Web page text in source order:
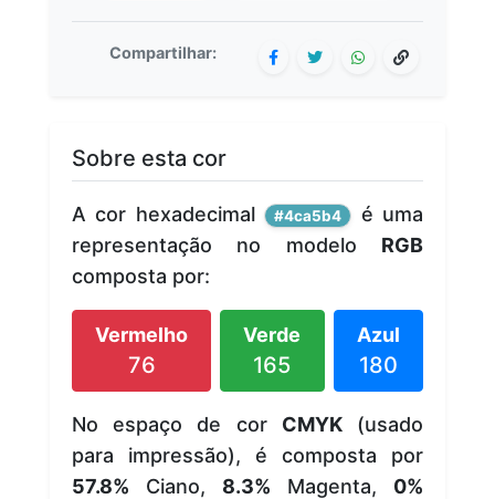
Compartilhar:
Sobre esta cor
A cor hexadecimal #4ca5b4
é uma
representação no modelo RGB
composta por:
Vermelho
76
Verde
165
Azul
180
No espaço de cor CMYK(usado
para impressão), é composta por
57.8% Ciano, 8.3% Magenta, 0%